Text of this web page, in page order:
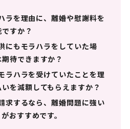
ラを理由に、離婚や慰謝料を
すか？
にもモラハラをしていた場
待できますか？
ラハラを受けていたことを理
を減額してもらえますか？
求するなら、離婚問題に強い
おすすめです。